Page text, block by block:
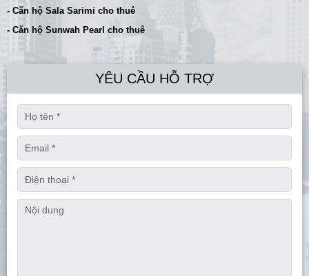
- Căn hộ Sala Sarimi cho thuê
- Căn hộ Sunwah Pearl cho thuê
YÊU CẦU HỖ TRỢ